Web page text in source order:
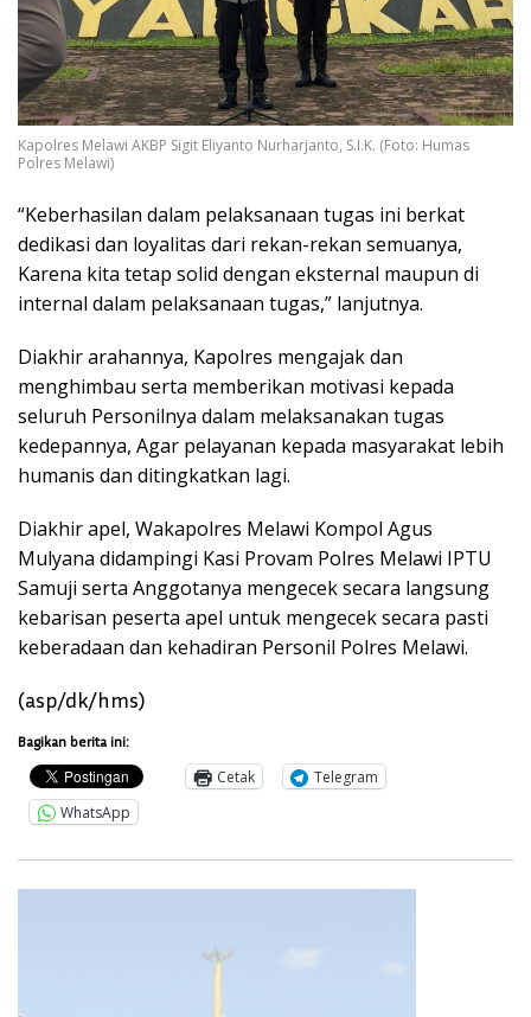
Kapolres Melawi AKBP Sigit Eliyanto Nurharjanto, S.I.K. (Foto: Humas
Polres Melawi)
“Keberhasilan dalam pelaksanaan tugas ini berkat
dedikasi dan loyalitas dari rekan-rekan semuanya,
Karena kita tetap solid dengan eksternal maupun di
internal dalam pelaksanaan tugas,” lanjutnya.
Diakhir arahannya, Kapolres mengajak dan
menghimbau serta memberikan motivasi kepada
seluruh Personilnya dalam melaksanakan tugas
kedepannya, Agar pelayanan kepada masyarakat lebih
humanis dan ditingkatkan lagi.
Diakhir apel, Wakapolres Melawi Kompol Agus
Mulyana didampingi Kasi Provam Polres Melawi IPTU
Samuji serta Anggotanya mengecek secara langsung
kebarisan peserta apel untuk mengecek secara pasti
keberadaan dan kehadiran Personil Polres Melawi.
(asp/dk/hms)
Bagikan berita ini:
Cetak
Telegram
WhatsApp